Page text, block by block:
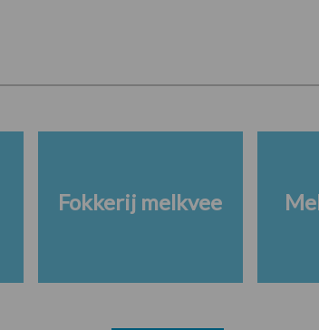
Fokkerij melkvee